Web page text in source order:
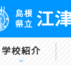
学校紹介